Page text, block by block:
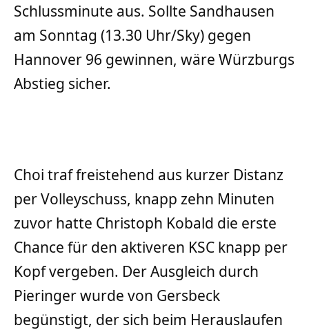
Schlussminute aus. Sollte Sandhausen
am Sonntag (13.30 Uhr/Sky) gegen
Hannover 96 gewinnen, wäre Würzburgs
Abstieg sicher.
Choi traf freistehend aus kurzer Distanz
per Volleyschuss, knapp zehn Minuten
zuvor hatte Christoph Kobald die erste
Chance für den aktiveren KSC knapp per
Kopf vergeben. Der Ausgleich durch
Pieringer wurde von Gersbeck
begünstigt, der sich beim Herauslaufen